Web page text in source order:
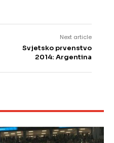
Next article
Svjetsko prvenstvo
2014: Argentina